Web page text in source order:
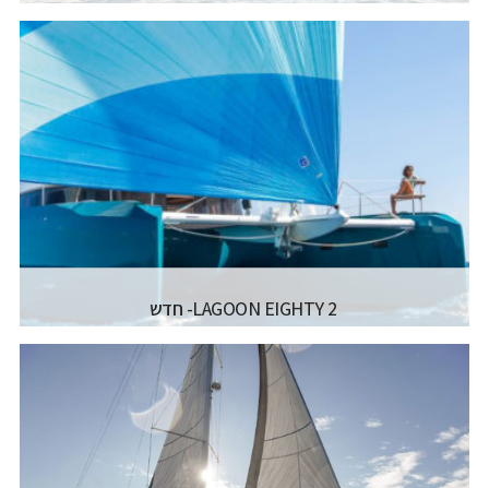
JEANNEAU SAILING YACHTS - SUN
ODYSSEY 410
רישיון משיט יאכטה
12.35M / 40.6FT
3.99M / 13.1FT
דגם מנוע:
YANMAR 40-45 HP
קרא עוד...
LAGOON EIGHTY 2- חדש
LAGOON CATAMARANS - EIGHTY 2
רישיון משיט יאכטה
אורך כללי:
24.97M
רוחב כללי:
11M
דגם מנוע:
JOHN DEERE N5 2 X 230 HP